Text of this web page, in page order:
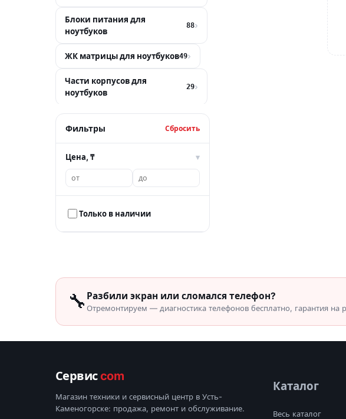
Блоки питания для
ноутбуков
88›
ЖК матрицы для ноутбуков49›
Части корпусов для
ноутбуков
29›
Чипы и микросхемы9›
Сенсоры для ноутбуков ›
2›
Фильтры Сбросить
Цена, ₸ ▾
Только в наличии
🔧 Разбили экран или сломался телефон?
Отремонтируем — диагностика телефонов бесплатно, гарантия на
Сервисcom
Магазин техники и сервисный центр в Усть-
Каменогорске: продажа, ремонт и обслуживание.
Каталог
Весь каталог